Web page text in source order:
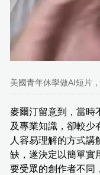
美國青年休學做AI短片
麥爾汀留意到，當時
及專業知識，卻較少
人容易理解的方式講
缺，遂決定以簡單實
要受眾的創作者不同